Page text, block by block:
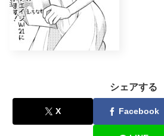
シェアする
X Facebook